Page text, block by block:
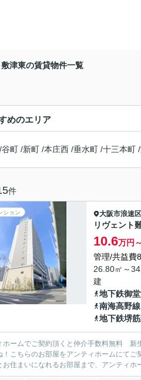
敷津東の賃貸物件一覧
めのエリア
/谷町 /新町 /本庄西 /垂水町 /十三本町 /
件
ション 大阪市浪速区
リヴェント
10.6万円～
管理/共益費
26.80㎡～
建
地下鉄御
南海高野線
地下鉄堺
ホームでご契約頂くと仲介手数料無料 新
！こちらのお部屋をアンティホームにて
お住まいになれるお部屋まで、アンティホ